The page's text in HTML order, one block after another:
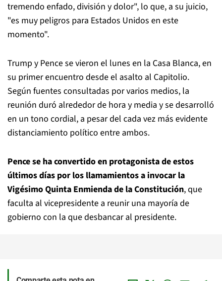
tremendo enfado, división y dolor", lo que, a su juicio,
"es muy peligros para Estados Unidos en este
momento".
Trump y Pence se vieron el lunes en la Casa Blanca, en
su primer encuentro desde el asalto al Capitolio.
Según fuentes consultadas por varios medios, la
reunión duró alrededor de hora y media y se desarrolló
en un tono cordial, a pesar del cada vez más evidente
distanciamiento político entre ambos.
Pence se ha convertido en protagonista de estos
últimos días por los llamamientos a invocar la
Vigésimo Quinta Enmienda de la Constitución, que
faculta al vicepresidente a reunir una mayoría de
gobierno con la que desbancar al presidente.